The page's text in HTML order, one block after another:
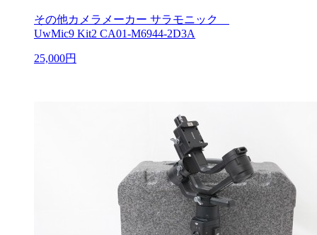
その他カメラメーカー サラモニック
UwMic9 Kit2 CA01-M6944-2D3A
25,000円